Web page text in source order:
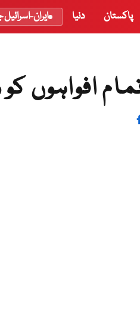
پاکستان دنیا ایران-
افواہوں کو